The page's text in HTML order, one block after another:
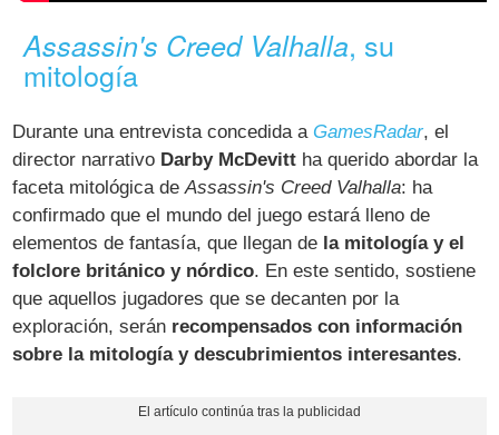
Assassin's Creed Valhalla, su
mitología
Durante una entrevista concedida aGamesRadar, el
director narrativo Darby McDevitt ha querido abordar la
faceta mitológica deAssassin's Creed Valhalla: ha
confirmado que el mundo del juego estará lleno de
elementos de fantasía, que llegan de la mitología y el
folclore británico y nórdico. En este sentido, sostiene
que aquellos jugadores que se decanten por la
exploración, serán recompensados con información
sobre la mitología y descubrimientos interesantes.